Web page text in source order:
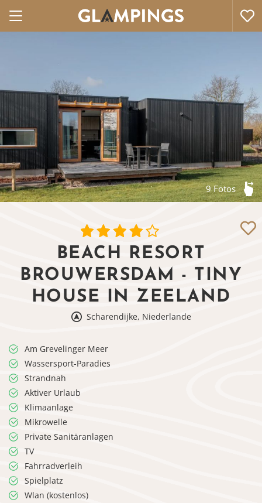
9 Fotos
BEACH RESORT
BROUWERSDAM - TINY
HOUSE IN ZEELAND
Scharendijke, Niederlande
Am Grevelinger Meer
Wassersport-Paradies
Strandnah
Aktiver Urlaub
Klimaanlage
Mikrowelle
Private Sanitäranlagen
TV
Fahrradverleih
Spielplatz
Wlan (kostenlos)